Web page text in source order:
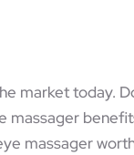
market today.
massager
massager